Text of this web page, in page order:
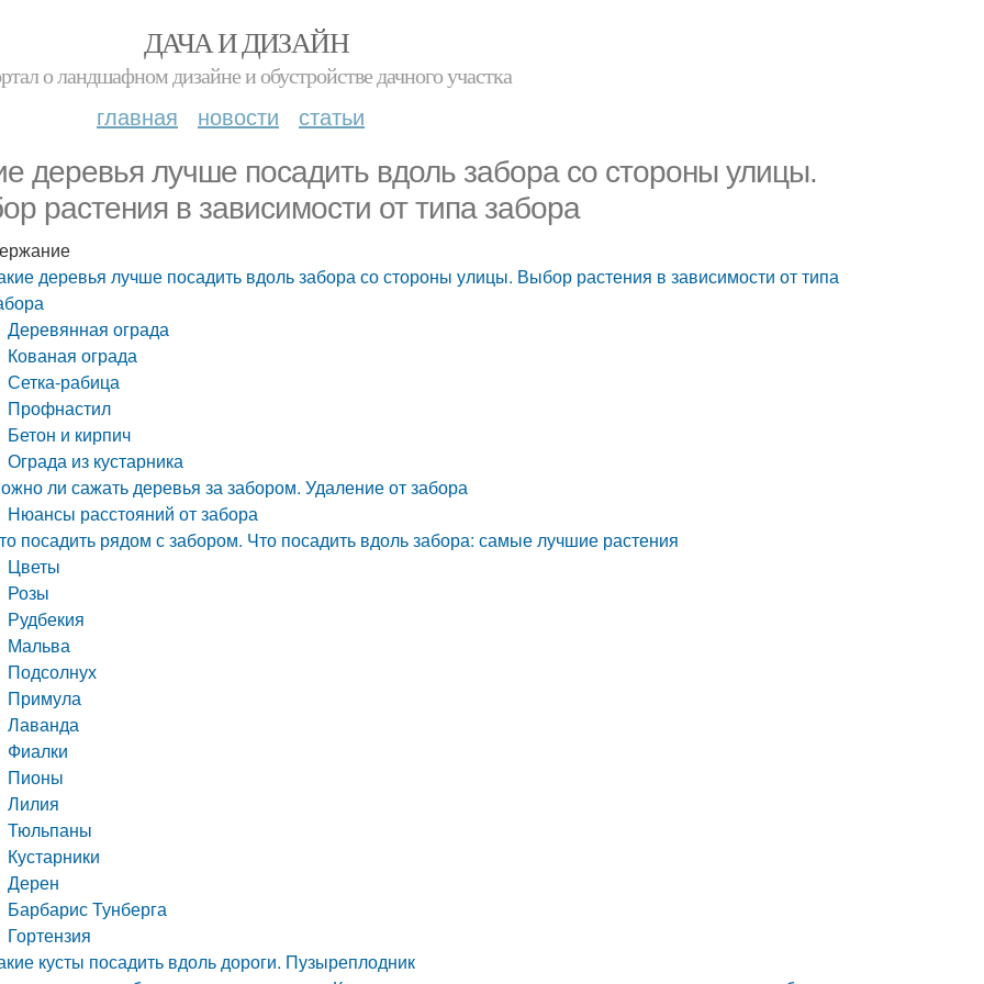
ДАЧА И ДИЗАЙН
о ландшафном дизайне и обустройстве дачного участка
главная новости статьи
деревья лучше посадить вдоль забора со стороны улицы.
растения в зависимости от типа забора
деревья лучше посадить вдоль забора со стороны улицы. Выбор растения в зависимости от типа
Деревянная ограда
Кованая ограда
Сетка-рабица
Профнастил
Бетон и кирпич
Ограда из кустарника
ли сажать деревья за забором. Удаление от забора
Нюансы расстояний от забора
посадить рядом с забором. Что посадить вдоль забора: самые лучшие растения
Цветы
Розы
Рудбекия
Мальва
Подсолнух
Примула
Лаванда
Фиалки
Пионы
Лилия
Тюльпаны
Кустарники
Дерен
Барбарис Тунберга
Гортензия
кусты посадить вдоль дороги. Пузыреплодник